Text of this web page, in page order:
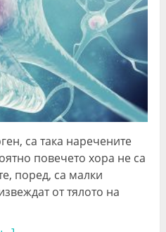
са така наречените
повечето хора не са
поред, са малки
от тялото на